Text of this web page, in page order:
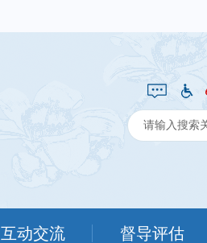
互动交流 督导评估